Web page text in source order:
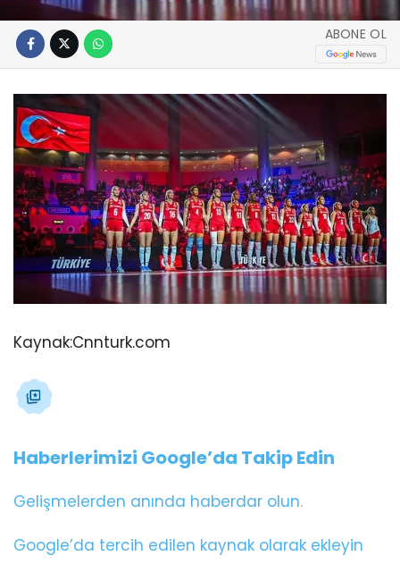
ABONE OL
Kaynak:Cnnturk.com
Haberlerimizi Google’da Takip Edin
Gelişmelerden anında haberdar olun.
Google’da tercih edilen kaynak olarak ekleyin